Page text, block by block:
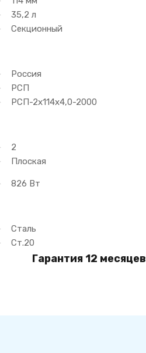
35,2 л
Секционный
Россия
РСП
РСП-2x114x4,0-2000
2
Плоская
826 Вт
Сталь
Ст.20
Гарантия 12 месяцев